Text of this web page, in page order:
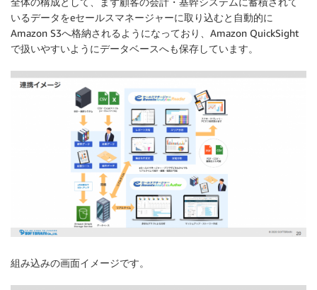
いるデータをeセールスマネージャーに取り込むと自動的に
Amazon S3へ格納されるようになっており、Amazon QuickSight
で扱いやすいようにデータベースへも保存しています。
組み込みの画面イメージです。